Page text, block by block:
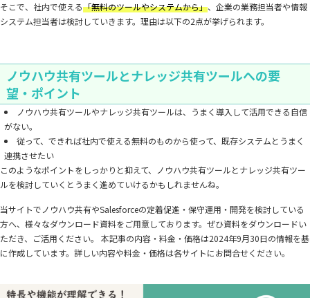
そこで、社内で使える「無料のツールやシステムから」、企業の業務担当者や情報
システム担当者は検討していきます。理由は以下の2点が挙げられます。
ノウハウ共有ツールとナレッジ共有ツールへの要
望・ポイント
ノウハウ共有ツールやナレッジ共有ツールは、うまく導入して活用できる自信
がない。
従って、できれば社内で使える無料のものから使って、既存システムとうまく
連携させたい
このようなポイントをしっかりと抑えて、ノウハウ共有ツールとナレッジ共有ツー
ルを検討していくとうまく進めていけるかもしれませんね。
当サイトでノウハウ共有やSalesforceの定着促進・保守運用・開発を検討している
方へ、様々なダウンロード資料をご用意しております。ぜひ資料をダウンロードい
ただき、ご活用ください。 本記事の内容・料金・価格は2024年9月30日の情報を基
に作成しています。詳しい内容や料金・価格は各サイトにお問合せください。